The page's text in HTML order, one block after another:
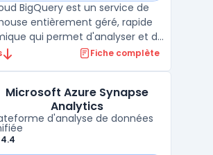
BigQuery est un service de
entièrement géré, rapide
qui permet d'analyser et de
quantités massives de données
automatique et
de requêtes perm ...
Fiche complète
Microsoft Azure Synapse
Analytics
d'analyse de données
4.4